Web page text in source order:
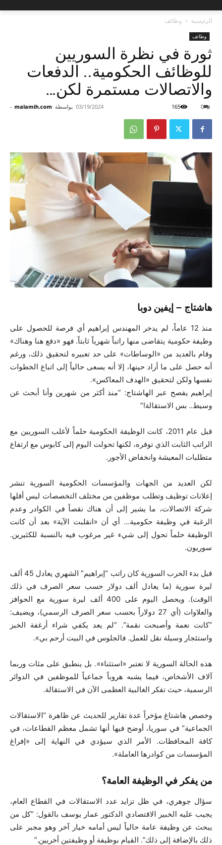
الرئيسية وظائف
وظائف
ثورة في نظرة السوريين
للوظائف الحكومية.. الدفعات
والاتصالات مستمرة لكن…
بواسطة malamih.com
- 03/19/2024 0
165
هاشتاج – إيفين دوبا
منذ 12 عاماً، لم يدخر المهندس إبراهيم أي فرصة للحصول على
وظيفة حكومية يتقاضى منها راتباً شهرياً ثابتاً. فهو «دفع هنا وهناك»
وقام بالعديد من «الوساطات» على حد تعبيره لتحقيق ذلك، ورغم
أنه حصل على ما أراد حينها، إلا أنه يسعى حالياً إلى اتباع الخطوات
نفسها ولكن لتحقيق «الهدف المعاكس».
إبراهيم يفصح عبر الهاشتاج: “منذ أكثر من شهرين وأنا أبحث عن
وسيط.. بس الاستقالة!”
قبل عام 2011، كانت الوظيفة الحكومية حلماً لأغلب السوريين مع
الراتب الثابت الذي توفره، لكنها تحولت اليوم إلى كابوس مع ارتفاع
متطلبات المعيشة وانخفاض الأجور.
لكن العديد من الجهات والمؤسسات الحكومية السورية تنشر
إعلانات توظيف وتطلب موظفين من مختلف التخصصات ليس أقلها
شركة الاتصالات، ما يشير إلى أن هناك نقصاً في الكوادر وعدم
الرغبة في وظيفة حكومية… أي أن «انقلبت الآية» بعد أن كانت
الوظيفة حلماً تحول إلى شيء غير مرغوب فيه بالنسبة للكثيرين.
سوريون.
قبل بدء الحرب السورية كان راتب “إبراهيم” الشهري يعادل 45 ألف
ليرة سورية (ما يعادل ألف دولار حسب سعر الصرف في ذلك
الوقت). ويحصل اليوم على 400 ألف ليرة سورية مع الحوافز
والعلاوات (أي 27 دولاراً بحسب سعر الصرف الرسمي)، ويضيف:
“كانت نعمة وأصبحت نقمة”. “لم يعد يكفي شراء أرغفة الخبز
واستئجار وسيلة نقل للعمل. فالجلوس في البيت أرحم بي».
هذه الحالة السورية لا تعتبر «استثناء». بل ينطبق على مئات وربما
آلاف الأشخاص، فيما يشبه هروباً جماعياً للموظفين في الدوائر
الرسمية، حيث تفكر الغالبية العظمى الآن في الاستقالة.
وخصص هاشتاغ مؤخراً عدة تقارير للحديث عن ظاهرة “الاستقالات
الجماعية” في سوريا، أوضح فيها أنها تشمل معظم القطاعات، في
كافة المحافظات. الأمر الذي سيؤدي في النهاية إلى «إفراغ
المؤسسات من كوادرها العاملة».
من يفكر في الوظيفة العامة؟
سؤال جوهري، في ظل تزايد عدد الاستقالات في القطاع العام،
يجيب عليه الخبير الاقتصادي الدكتور عمار يوسف بالقول: “كل من
يبحث عن وظيفة عامة حالياً ليس أمامه خيار آخر وهو مجبر على
ذلك بالإضافة إلى ذلك”. القيام بوظيفة أو وظيفتين أخريين.”